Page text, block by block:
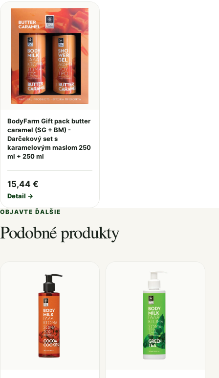
BodyFarm Gift pack butter
caramel (SG + BM) -
Darčekový set s
karamelovým maslom 250
ml + 250 ml
15,44 €
Detail →
OBJAVTE ĎALŠIE
Podobné produkty